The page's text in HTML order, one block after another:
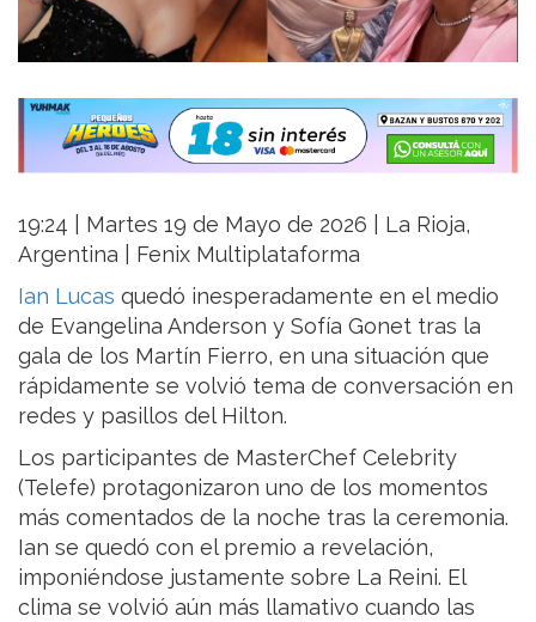
19:24 | Martes 19 de Mayo de 2026 | La Rioja,
Argentina | Fenix Multiplataforma
Ian Lucas quedó inesperadamente en el medio
de Evangelina Anderson y Sofía Gonet tras la
gala de los Martín Fierro, en una situación que
rápidamente se volvió tema de conversación en
redes y pasillos del Hilton.
Los participantes de MasterChef Celebrity
(Telefe) protagonizaron uno de los momentos
más comentados de la noche tras la ceremonia.
Ian se quedó con el premio a revelación,
imponiéndose justamente sobre La Reini. El
clima se volvió aún más llamativo cuando las